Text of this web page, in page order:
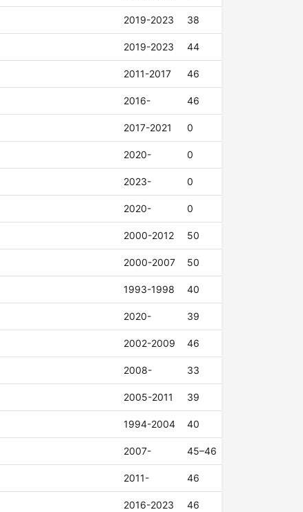
2019-2023 38
2019-2023 44
2011-2017 46
2016- 46
2017-2021 0
2020- 0
2023- 0
2020- 0
2000-2012 50
2000-2007 50
1993-1998 40
2020- 39
2002-2009 46
2008- 33
2005-2011 39
1994-2004 40
2007- 45–46
2011- 46
2016-2023 46